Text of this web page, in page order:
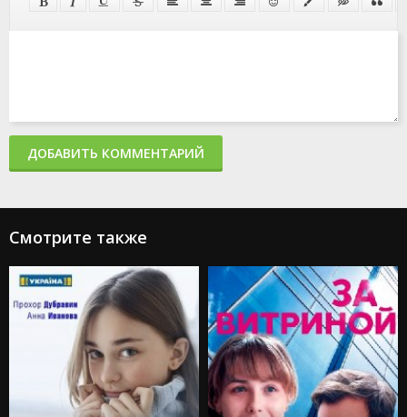
ДОБАВИТЬ КОММЕНТАРИЙ
Смотрите также